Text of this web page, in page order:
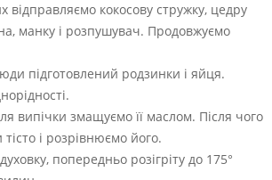
відправляємо кокосову стружку, цедру
манку і розпушувач. Продовжуємо
підготовлений родзинки і яйця.
випічки змащуємо її маслом. Після чого
і розрівнюємо його.
попередньо розігріту до 175°